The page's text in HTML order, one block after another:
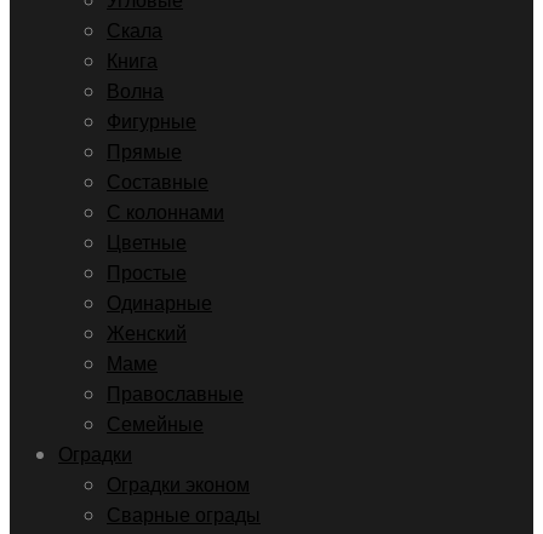
Скала
Книга
Волна
Фигурные
Прямые
Составные
С колоннами
Цветные
Простые
Одинарные
Женский
Маме
Православные
Семейные
Оградки
Оградки эконом
Сварные ограды